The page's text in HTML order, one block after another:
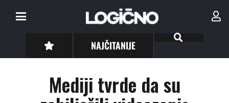
NAJČITANIJE
Mediji tvrde da su